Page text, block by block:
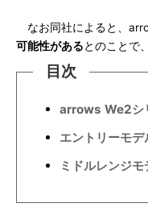
なお同社によると、
可能性があるとのことで
目次
arrows We2シ
エントリーモ
ミドルレンジ